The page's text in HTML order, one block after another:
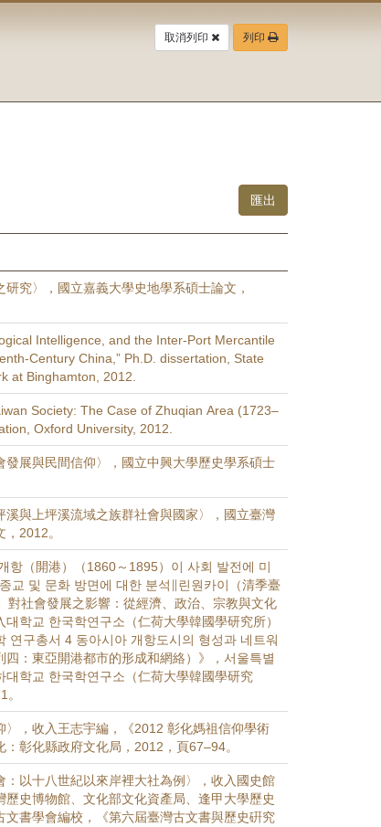
取消列印 列印
研究〉，國立嘉義大學史地學系碩士論文，
Intelligence, and the Inter-Port Mercantile
Century China,” Ph.D. dissertation, State
at Binghamton, 2012.
Society: The Case of Zhuqian Area (1723–
Oxford University, 2012.
發展與民間信仰〉，國立中興大學歷史學系碩士
溪與上坪溪流域之族群社會與國家〉，國立臺灣
2012。
항（開港）（1860～1895）이 사회 발전에 미
교 및 문화 방면에 대한 분석∥린원카이（清季臺
對社會發展之影響：從經濟、政治、宗教與文化
대학교 한국학연구소（仁荷大學韓國學研究所）
연구총서 4 동아시아 개항도시의 형성과 네트워
四：東亞開港都市的形成和網絡）》，서울특별
대학교 한국학연구소（仁荷大學韓國學研究
〉，收入王志宇編，《2012 彰化媽祖信仰學術
彰化縣政府文化局，2012，頁67–94。
：以十八世紀以來岸裡大社為例〉，收入國史館
歷史博物館、文化部文化資產局、逢甲大學歷史
文書學會編校，《第六屆臺灣古文書與歷史硏究